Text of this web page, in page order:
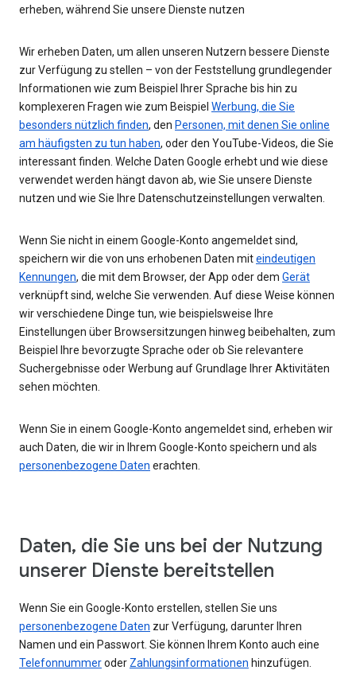
erheben, während Sie unsere Dienste nutzen
Wir erheben Daten, um allen unseren Nutzern bessere Dienste
zur Verfügung zu stellen – von der Feststellung grundlegender
Informationen wie zum Beispiel Ihrer Sprache bis hin zu
komplexeren Fragen wie zum Beispiel Werbung, die Sie
besonders nützlich finden, den Personen, mit denen Sie online
am häufigsten zu tun haben, oder den YouTube-Videos, die Sie
interessant finden. Welche Daten Google erhebt und wie diese
verwendet werden hängt davon ab, wie Sie unsere Dienste
nutzen und wie Sie Ihre Datenschutzeinstellungen verwalten.
Wenn Sie nicht in einem Google-Konto angemeldet sind,
speichern wir die von uns erhobenen Daten miteindeutigen
Kennungen, die mit dem Browser, der App oder dem Gerät
verknüpft sind, welche Sie verwenden. Auf diese Weise können
wir verschiedene Dinge tun, wie beispielsweise Ihre
Einstellungen über Browsersitzungen hinweg beibehalten, zum
Beispiel Ihre bevorzugte Sprache oder ob Sie relevantere
Suchergebnisse oder Werbung auf Grundlage Ihrer Aktivitäten
sehen möchten.
Wenn Sie in einem Google-Konto angemeldet sind, erheben wir
auch Daten, die wir in Ihrem Google-Konto speichern und als
personenbezogene Daten erachten.
Daten, die Sie uns bei der Nutzung
unserer Dienste bereitstellen
Wenn Sie ein Google-Konto erstellen, stellen Sie uns
personenbezogene Daten zur Verfügung, darunter Ihren
Namen und ein Passwort. Sie können Ihrem Konto auch eine
Telefonnummeroder Zahlungsinformationen hinzufügen.